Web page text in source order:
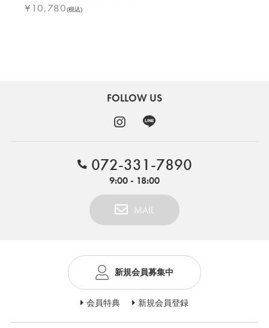
¥ 10,780(税込)
FOLLOW US
MAIL
072-331-7890
9:00 - 18:00
新規会員募集中
会員特典 新規会員登録